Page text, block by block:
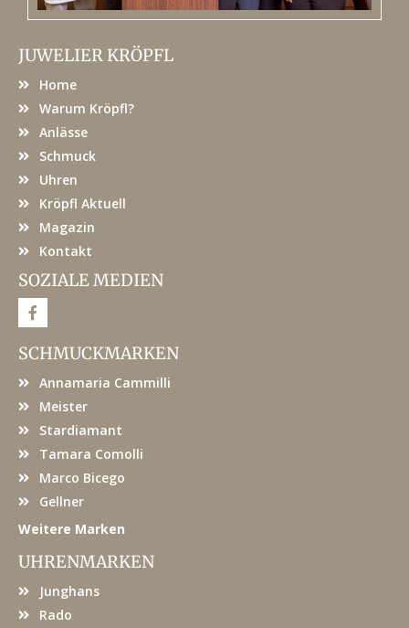
JUWELIER KRÖPFL
Home
Warum Kröpfl?
Anlässe
Schmuck
Uhren
Kröpfl Aktuell
Magazin
Kontakt
SOZIALE MEDIEN
F
a
e
b
o
SCHMUCKMARKEN
Annamaria Cammilli
Meister
Stardiamant
Tamara Comolli
Marco Bicego
Gellner
Weitere Marken
UHRENMARKEN
Junghans
Rado